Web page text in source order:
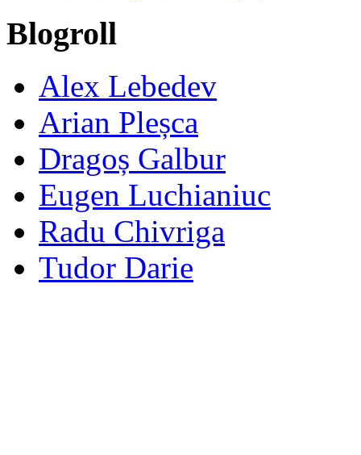
Blogroll
Alex Lebedev
Arian Pleșca
Dragoș Galbur
Eugen Luchianiuc
Radu Chivriga
Tudor Darie